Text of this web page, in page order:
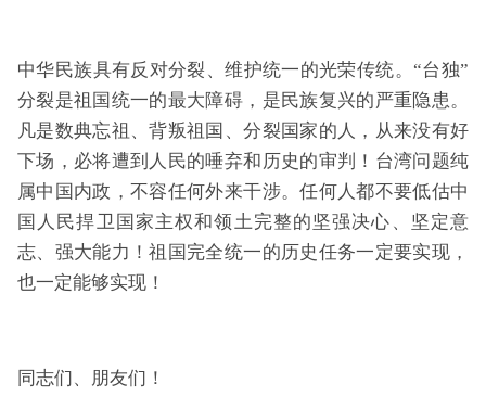
中华民族具有反对分裂、维护统一的光荣传统。“台独”
分裂是祖国统一的最大障碍，是民族复兴的严重隐患。
凡是数典忘祖、背叛祖国、分裂国家的人，从来没有好
下场，必将遭到人民的唾弃和历史的审判！台湾问题纯
属中国内政，不容任何外来干涉。任何人都不要低估中
国人民捍卫国家主权和领土完整的坚强决心、坚定意
志、强大能力！祖国完全统一的历史任务一定要实现，
也一定能够实现！
同志们、朋友们！